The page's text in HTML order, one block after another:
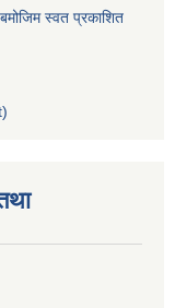
स्वत प्रकाशित